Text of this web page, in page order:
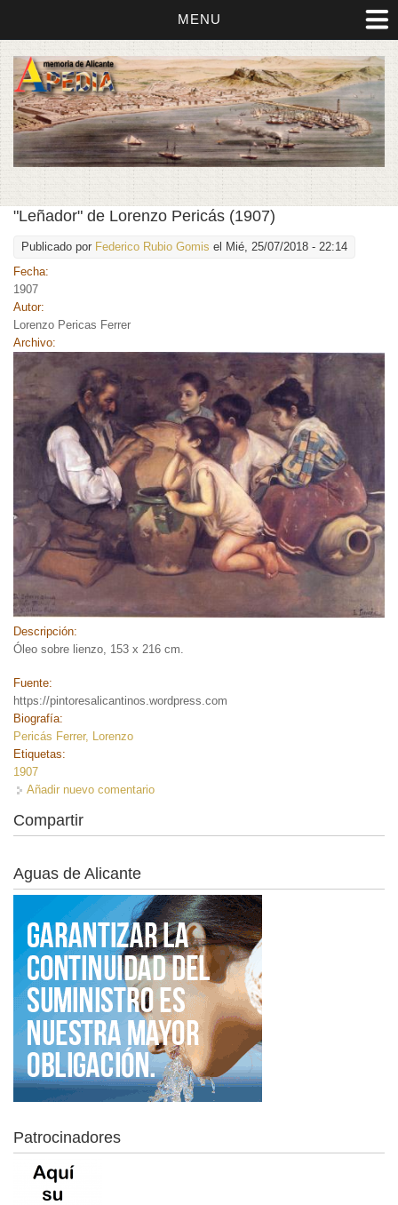
MENU
"Leñador" de Lorenzo Pericás (1907)
Publicado por Federico Rubio Gomis el Mié, 25/07/2018 - 22:14
Fecha:
1907
Autor:
Lorenzo Pericas Ferrer
Archivo:
Descripción:
Óleo sobre lienzo, 153 x 216 cm.
Fuente:
https://pintoresalicantinos.wordpress.com
Biografía:
Pericás Ferrer, Lorenzo
Etiquetas:
1907
Añadir nuevo comentario
Compartir
Aguas de Alicante
Patrocinadores